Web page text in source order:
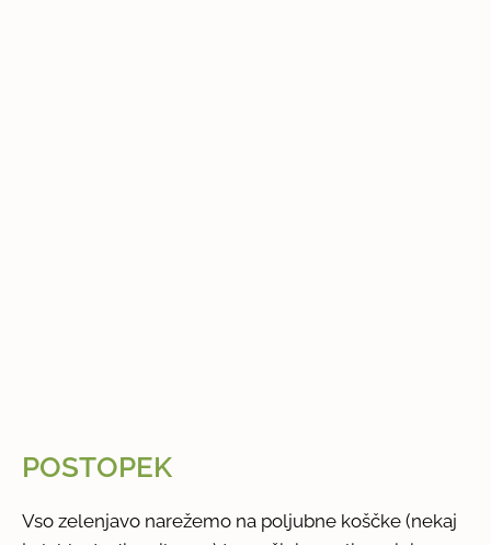
POSTOPEK
Vso zelenjavo narežemo na poljubne koščke (nekaj